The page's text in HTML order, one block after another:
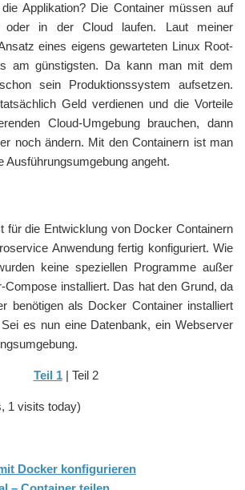
Applikation? Die Container müssen auf
oder in der Cloud laufen. Laut meiner
eines eigens gewarteten Linux Root-
am günstigsten. Da kann man mit dem
sein Produktionssystem aufsetzen.
Geld verdienen und die Vorteile
Cloud-Umgebung brauchen, dann
noch ändern. Mit den Containern ist man
Ausführungsumgebung angeht.
für die Entwicklung von Docker Containern
Anwendung fertig konfiguriert. Wie
keine speziellen Programme außer
Compose installiert. Das hat den Grund, da
benötigen als Docker Container installiert
es nun eine Datenbank, ein Webserver
Teil 1| Teil 2
1 visits today)
Docker konfigurieren